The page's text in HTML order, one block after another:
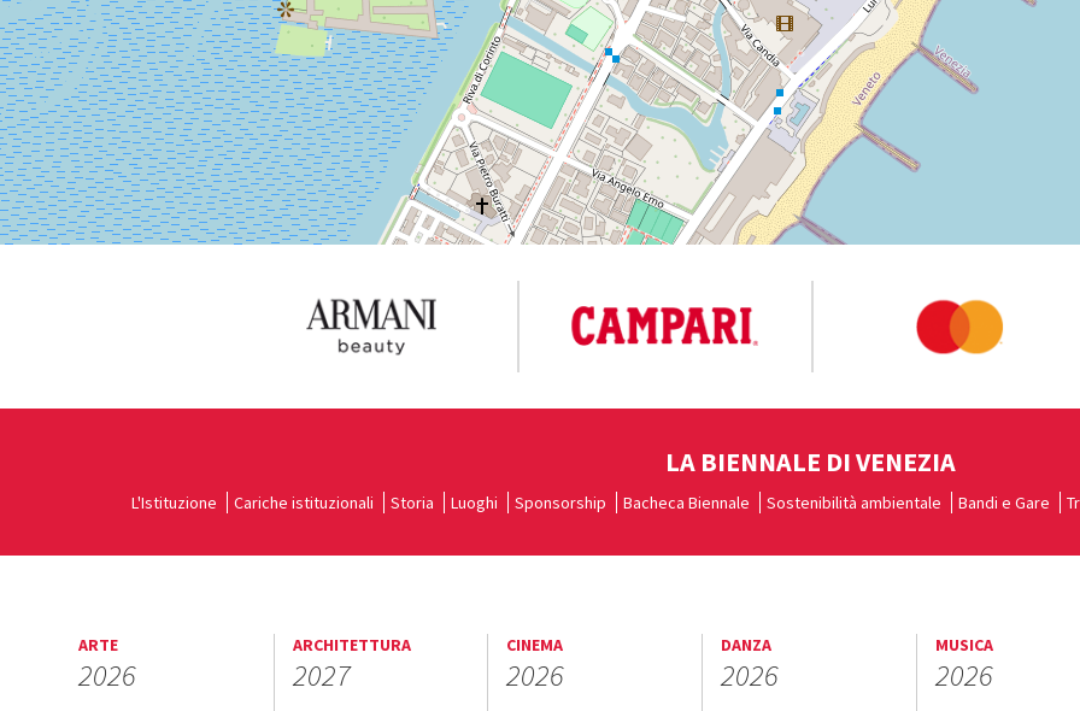
LA BIENNALE DI VENEZIA
L'Istituzione Cariche istituzionali Storia Luoghi Sponsorship Bacheca Biennale Sostenibilità ambientale Bandi e Gare
ARTE
2026
ARCHITETTURA
2027
CINEMA
2026
DANZA
2026
MUSICA
2026